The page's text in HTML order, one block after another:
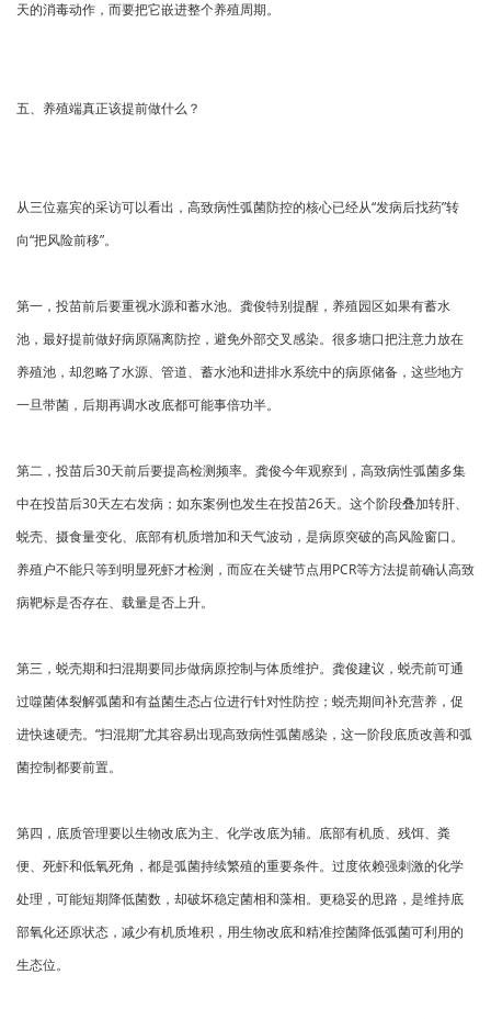
天的消毒动作，而要把它嵌进整个养殖周期。
五、养殖端真正该提前做什么？
从三位嘉宾的采访可以看出，高致病性弧菌防控的核心已经从“发病后找药”转
向“把风险前移”。
第一，投苗前后要重视水源和蓄水池。龚俊特别提醒，养殖园区如果有蓄水
池，最好提前做好病原隔离防控，避免外部交叉感染。很多塘口把注意力放在
养殖池，却忽略了水源、管道、蓄水池和进排水系统中的病原储备，这些地方
一旦带菌，后期再调水改底都可能事倍功半。
第二，投苗后30天前后要提高检测频率。龚俊今年观察到，高致病性弧菌多集
中在投苗后30天左右发病；如东案例也发生在投苗26天。这个阶段叠加转肝、
蜕壳、摄食量变化、底部有机质增加和天气波动，是病原突破的高风险窗口。
养殖户不能只等到明显死虾才检测，而应在关键节点用PCR等方法提前确认高致
病靶标是否存在、载量是否上升。
第三，蜕壳期和扫混期要同步做病原控制与体质维护。龚俊建议，蜕壳前可通
过噬菌体裂解弧菌和有益菌生态占位进行针对性防控；蜕壳期间补充营养，促
进快速硬壳。“扫混期”尤其容易出现高致病性弧菌感染，这一阶段底质改善和弧
菌控制都要前置。
第四，底质管理要以生物改底为主、化学改底为辅。底部有机质、残饵、粪
便、死虾和低氧死角，都是弧菌持续繁殖的重要条件。过度依赖强刺激的化学
处理，可能短期降低菌数，却破坏稳定菌相和藻相。更稳妥的思路，是维持底
部氧化还原状态，减少有机质堆积，用生物改底和精准控菌降低弧菌可利用的
生态位。